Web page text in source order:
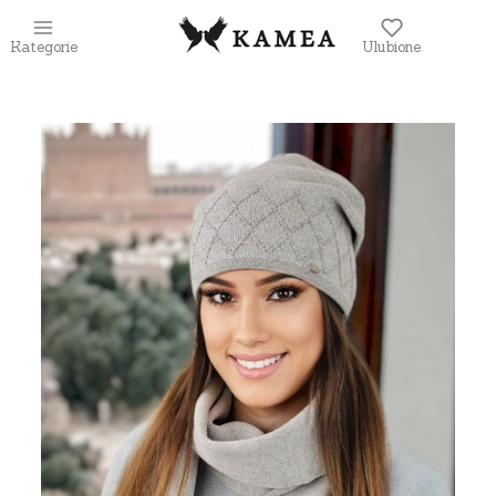
Kategorie Ulubione